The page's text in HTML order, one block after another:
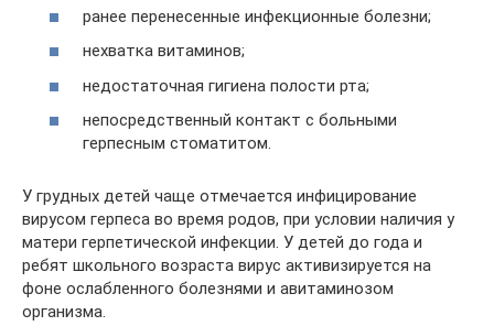
ранее перенесенные инфекционные болезни;
нехватка витаминов;
недостаточная гигиена полости рта;
непосредственный контакт с больными
герпесным стоматитом.
У грудных детей чаще отмечается инфицирование
вирусом герпеса во время родов, при условии наличия у
матери герпетической инфекции. У детей до года и
ребят школьного возраста вирус активизируется на
фоне ослабленного болезнями и авитаминозом
организма.